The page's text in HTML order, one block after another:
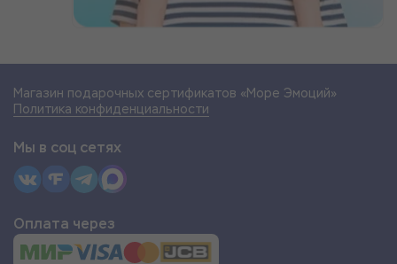
Магазин подарочных сертификатов «Море Эмоций»
Политика конфиденциальности
Мы в соц сетях
Оплата через